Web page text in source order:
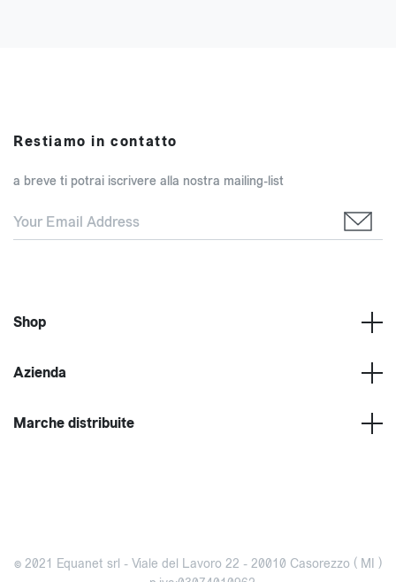
Restiamo in contatto
a breve ti potrai iscrivere alla nostra mailing-list
Shop
Azienda
Marche distribuite
© 2021 Equanet srl - Viale del Lavoro 22 - 20010 Casorezzo ( MI )